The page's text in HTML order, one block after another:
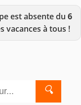
est absente du 6
vacances à tous !
🔍